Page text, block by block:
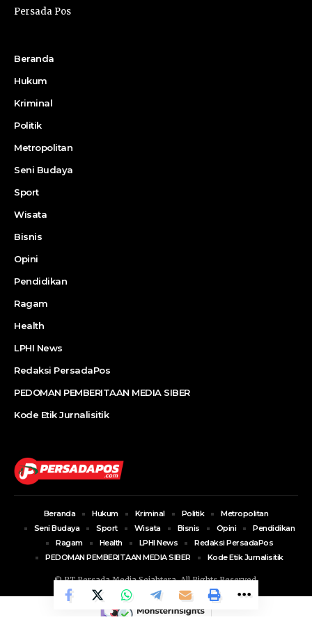
Persada Pos
Beranda
Hukum
Kriminal
Politik
Metropolitan
Seni Budaya
Sport
Wisata
Bisnis
Opini
Pendidikan
Ragam
Health
LPHI News
Redaksi PersadaPos
PEDOMAN PEMBERITAAN MEDIA SIBER
Kode Etik Jurnalisitik
© PT Persada Media Sejahtera. All Rights Reserved.
Beranda Hukum Kriminal Politik
Metropolitan
Seni Budaya
Sport Wisata Bisnis Opini
Pendidikan
Ragam
Health LPHI News
Redaksi PersadaPos
PEDOMAN PEMBERITAAN MEDIA SIBER
Kode Etik Jurnalisitik